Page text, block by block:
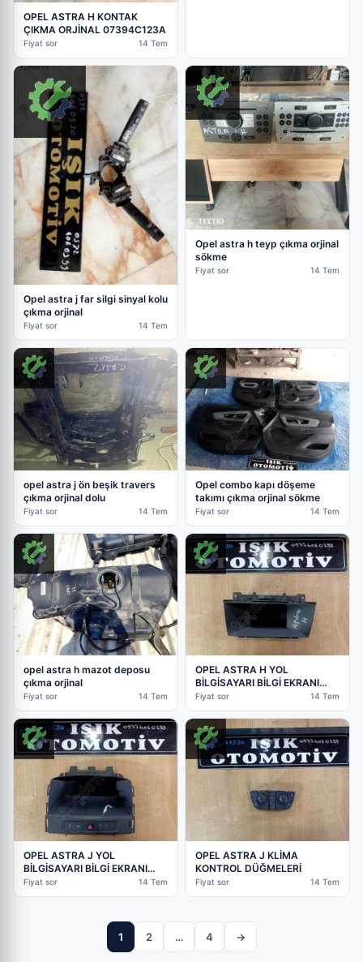
OPEL ASTRA H KONTAK
ÇIKMA ORJİNAL 07394C123A
Fiyat sor 14 Tem
Opel astra j far silgi sinyal kolu
çıkma orjinal
Fiyat sor 14 Tem
Opel astra h teyp çıkma orjinal
sökme
Fiyat sor 14 Tem
opel astra j ön beşik travers
çıkma orjinal dolu
Fiyat sor 14 Tem
Opel combo kapı döşeme
takımı çıkma orjinal sökme
Fiyat sor 14 Tem
opel astra h mazot deposu
çıkma orjinal
Fiyat sor 14 Tem
OPEL ASTRA H YOL
BİLGİSAYARI BİLGİ EKRANI
13111165
Fiyat sor 14 Tem
OPEL ASTRA J YOL
BİLGİSAYARI BİLGİ EKRANI
22858076
Fiyat sor 14 Tem
OPEL ASTRA J KLİMA
KONTROL DÜĞMELERİ
Fiyat sor 14 Tem
1 2 … 4 →